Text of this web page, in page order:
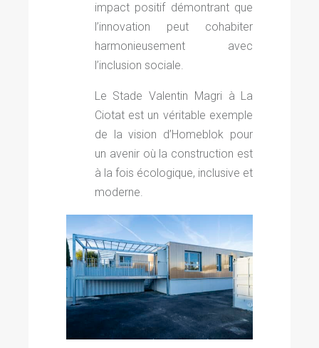
impact positif démontrant que
l’innovation peut cohabiter
harmonieusement avec
l’inclusion sociale.
Le Stade Valentin Magri à La
Ciotat est un véritable exemple
de la vision d’Homeblok pour
un avenir où la construction est
à la fois écologique, inclusive et
moderne.